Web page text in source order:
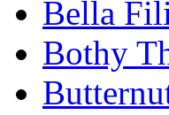
Bella
Bothy